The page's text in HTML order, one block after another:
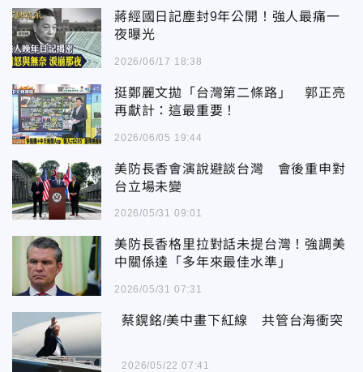
蔣經國日記塵封9年公開！強人最痛一
夜曝光
2026/06/17 18:38
挺鄭麗文拋「台灣第二條路」 郭正亮
再獻計：這最重要！
2026/06/05 19:44
美防長香會演說避談台灣 會後重申對
台立場未變
2026/05/31 09:01
美防長香格里拉對話未提台灣！強調美
中關係達「多年來最佳水準」
2026/05/31 07:31
蔡鎤銘/美中畫下紅線 共管台海衝突
2026/05/22 07:41